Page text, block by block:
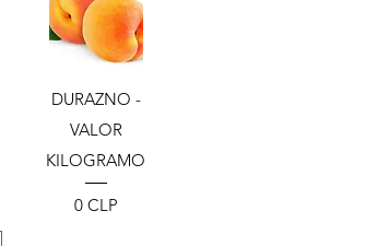
Vista rápida
DURAZNO -
VALOR
KILOGRAMO
Precio
0 CLP